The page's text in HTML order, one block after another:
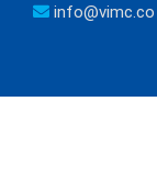
info@vimc.co